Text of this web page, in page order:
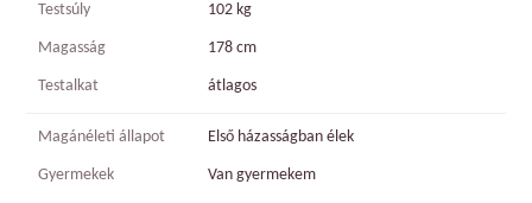
Testsúly 102 kg
Magasság 178 cm
Testalkat átlagos
Magánéleti állapot Első házasságban élek
Gyermekek Van gyermekem